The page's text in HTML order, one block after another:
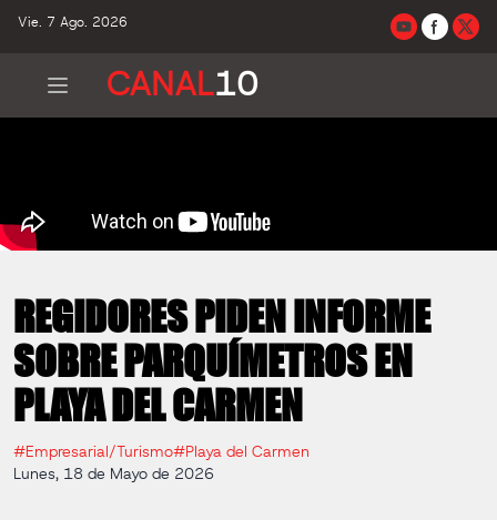
Vie. 7 Ago. 2026
CANAL10
REGIDORES PIDEN INFORME
SOBRE PARQUÍMETROS EN
PLAYA DEL CARMEN
#Empresarial/Turismo#Playa del Carmen
Lunes, 18 de Mayo de 2026